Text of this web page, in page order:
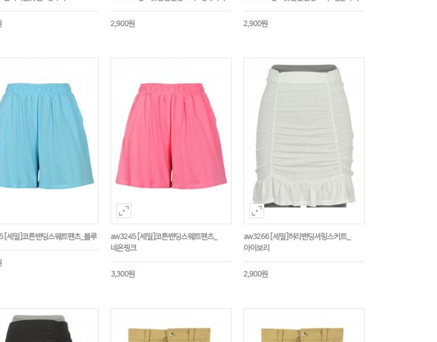
2,900원 2,900원
[세일]코튼밴딩스웨트팬츠_블루
aw3245 [세일]코튼밴딩스웨트팬츠_
네온핑크
3,300원
aw3266 [세일]허리밴딩셔링스커트_
아이보리
2,900원